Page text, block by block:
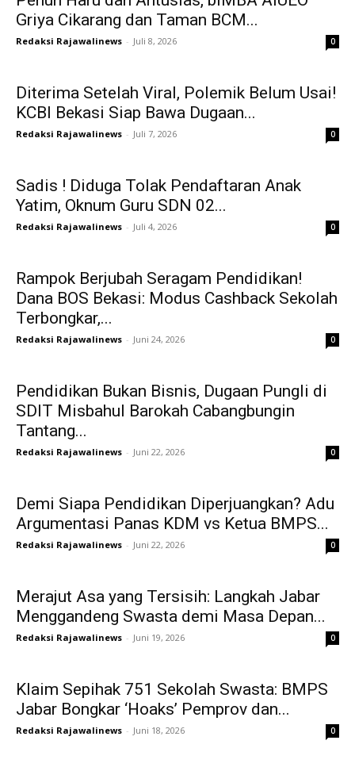
Griya Cikarang dan Taman BCM...
Redaksi Rajawalinews - Juli 8, 2026 0
Diterima Setelah Viral, Polemik Belum Usai!
KCBI Bekasi Siap Bawa Dugaan...
Redaksi Rajawalinews - Juli 7, 2026 0
Sadis ! Diduga Tolak Pendaftaran Anak
Yatim, Oknum Guru SDN 02...
Redaksi Rajawalinews - Juli 4, 2026 0
Rampok Berjubah Seragam Pendidikan!
Dana BOS Bekasi: Modus Cashback Sekolah
Terbongkar,...
Redaksi Rajawalinews - Juni 24, 2026 0
Pendidikan Bukan Bisnis, Dugaan Pungli di
SDIT Misbahul Barokah Cabangbungin
Tantang...
Redaksi Rajawalinews - Juni 22, 2026 0
Demi Siapa Pendidikan Diperjuangkan? Adu
Argumentasi Panas KDM vs Ketua BMPS...
Redaksi Rajawalinews - Juni 22, 2026 0
Merajut Asa yang Tersisih: Langkah Jabar
Menggandeng Swasta demi Masa Depan...
Redaksi Rajawalinews - Juni 19, 2026 0
Klaim Sepihak 751 Sekolah Swasta: BMPS
Jabar Bongkar ‘Hoaks’ Pemprov dan...
Redaksi Rajawalinews - Juni 18, 2026 0